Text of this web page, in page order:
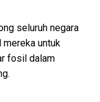
seluruh negara
mereka untuk
fosil dalam